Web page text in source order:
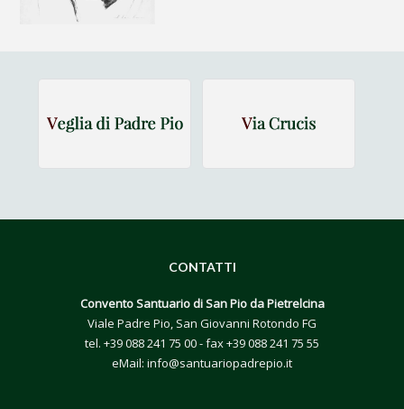
CONTATTI
Convento Santuario di San Pio da Pietrelcina
Viale Padre Pio, San Giovanni Rotondo FG
tel. +39 088 241 75 00- fax +39 088 241 75 55
eMail: info@santuariopadrepio.it